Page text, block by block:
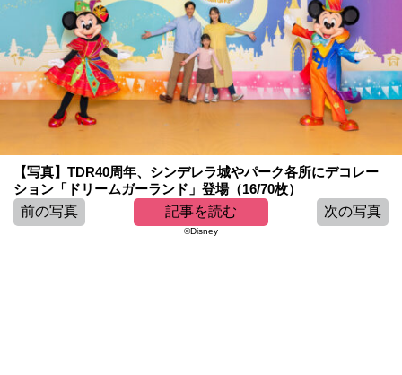
【写真】TDR40周年、シンデレラ城やパーク各所にデコレー
ション「ドリームガーランド」登場（16/70枚）
前の写真
記事を読む 次の写真
©Disney